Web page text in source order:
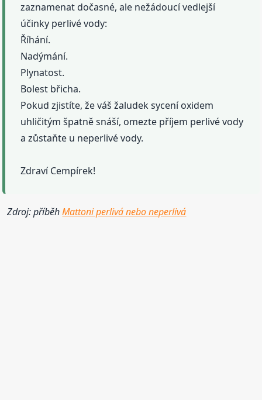
zaznamenat dočasné, ale nežádoucí vedlejší
účinky perlivé vody:
Říhání.
Nadýmání.
Plynatost.
Bolest břicha.
Pokud zjistíte, že váš žaludek sycení oxidem
uhličitým špatně snáší, omezte příjem perlivé vody
a zůstaňte u neperlivé vody.
Zdraví Cempírek!
Zdroj: příběhMattoni perlivá nebo neperlivá